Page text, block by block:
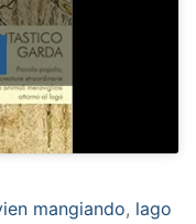
mangiando, lago